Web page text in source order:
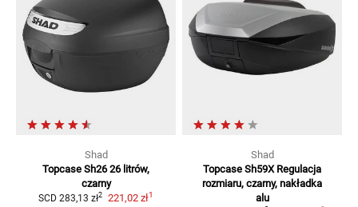
Shad
Topcase Sh26 26 litrów,
czarny
SCD 283,13 zł2 221,02 zł1
Shad
Topcase Sh59X Regulacja
rozmiaru, czarny, nakładka
alu